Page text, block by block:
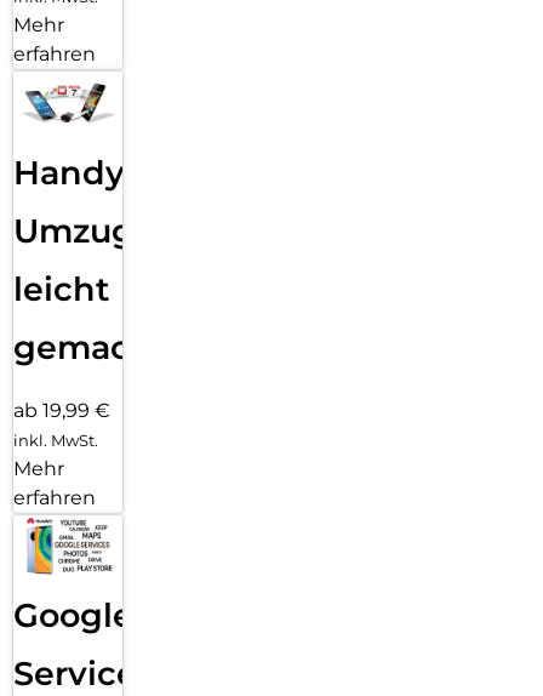
Mehr
erfahren
Handy
Umzug
leicht
gemacht!
ab 19,99 €
inkl. MwSt.
Mehr
erfahren
Google
Services